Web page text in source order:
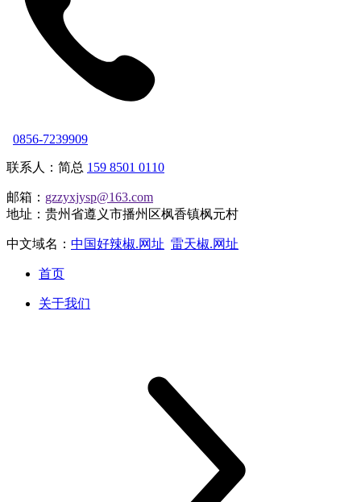
0856-7239909
联系人：简总 159 8501 0110
邮箱： gzzyxjysp@163.com
地址：贵州省遵义市播州区枫香镇枫元村
中文域名： 中国好辣椒.网址 雷天椒.网址
首页
关于我们